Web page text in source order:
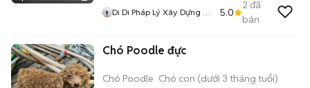
Di Di Pháp Lý Xây Dựng Củ
5.0
2 đã
bán
Chó Poodle đực
Chó Poodle Chó con (dưới 3 tháng tuổi)